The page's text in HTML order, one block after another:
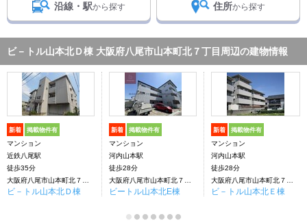
沿線・駅から探す 住所から探す
ビ－トル山本北Ｄ棟 大阪府八尾市山本町北７丁目周辺の建物情報
新着 掲載物件有
マンション
近鉄八尾駅
徒歩35分
ビ－トル山本北Ｄ棟
新着 掲載物件有
マンション
河内山本駅
徒歩28分
ビートル山本北E棟
新着 掲載物件有
マンション
河内山本駅
徒歩28分
ビ－トル山本北Ｅ棟